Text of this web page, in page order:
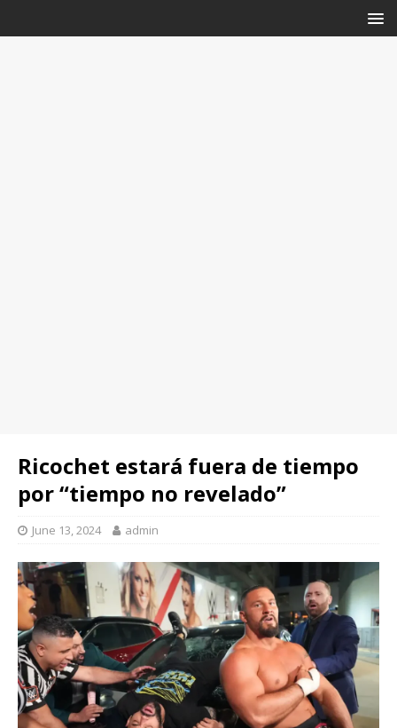
Ricochet estará fuera de tiempo
por “tiempo no revelado”
June 13, 2024 admin